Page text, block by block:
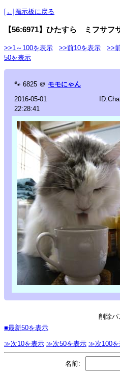
[←]掲示板に戻る
【56:6971】ひたすら ミフサフ
>>1～100を表示 >>前10を表示 >>
50を表示
🐾 6825 ＠ モモにゃん
2016-05-01
22:28:41
削除パ
■最新50を表示
≫次10を表示 ≫次50を表示 ≫次100を
名前: